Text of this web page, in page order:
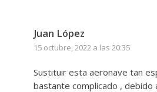
Juan López
15 octubre, 2022 a las 20:35
Sustituir esta aeronave tan
bastante complicado , debido